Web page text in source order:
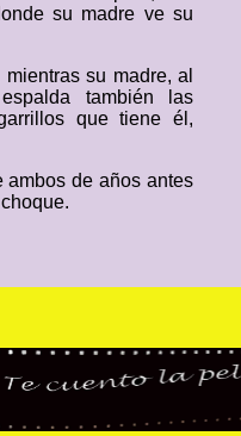
su madre ve su
su madre, al
también las
que tiene él,
ambos de años antes